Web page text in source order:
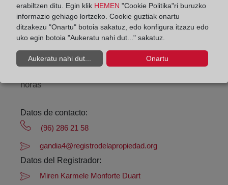
Paseo de Germanias, 50 - planta baja, 46700
Horario:
Agosto: De lunes a viernes de 09:00 a 14:00 horas
horas
Datos de contacto:
(96) 286 21 58
gandia4@registrodelapropiedad.org
Datos del Registrador:
Miren Karmele Monforte Duart
erabiltzen ditu. Egin klik HEMEN "Cookie Politika"ri buruzko
informazio gehiago lortzeko. Cookie guztiak onartu
ditzakezu "Onartu" botoia sakatuz, edo konfigura itzazu edo
uko egin botoia "Aukeratu nahi dut..." sakatuz.
Aukeratu nahi dut... Onartu